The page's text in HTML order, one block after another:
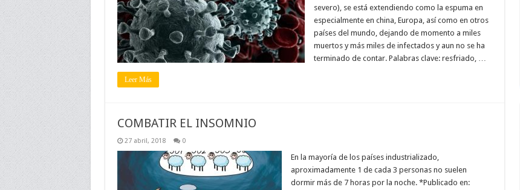
severo), se está extendiendo como la espuma en
especialmente en china, Europa, así como en otros
países del mundo, dejando de momento a miles
muertos y más miles de infectados y aun no se ha
terminado de contar. Palabras clave: resfriado, …
Leer Más
COMBATIR EL INSOMNIO
27 abril, 2018 0
En la mayoría de los países industrializado,
aproximadamente 1 de cada 3 personas no suelen
dormir más de 7 horas por la noche. *Publicado en: